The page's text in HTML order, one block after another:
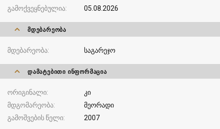
გამოქვეყნებულია
05.08.2026
ᲛᲓᲔᲑᲐᲠᲔᲝᲑᲐ
მდებარეობა საგარეჯო
ᲓᲐᲛᲐᲢᲔᲑᲘᲗᲘ ᲘᲜᲤᲝᲠᲛᲐᲪᲘᲐ
ორიგინალი
კი
მდგომარეობა
მეორადი
გამოშვების წელი
2007